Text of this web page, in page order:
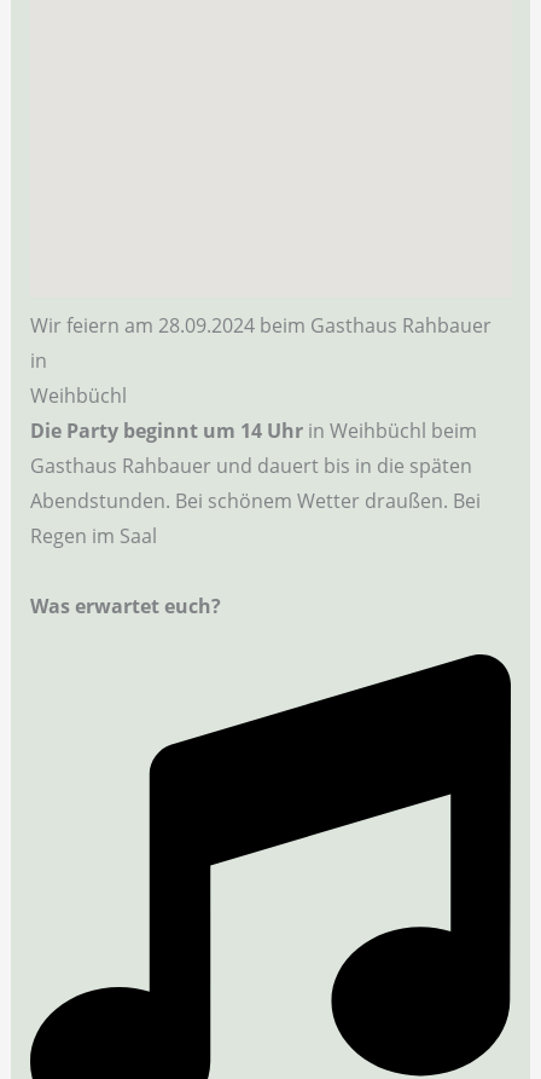
Wir feiern am 28.09.2024 beim Gasthaus Rahbauer
in
Weihbüchl
Die Party beginnt um 14 Uhrin Weihbüchl beim
Gasthaus Rahbauer und dauert bis in die späten
Abendstunden. Bei schönem Wetter draußen. Bei
Regen im Saal
Was erwartet euch?